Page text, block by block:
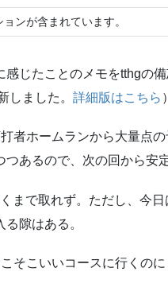
ンが含まれています。
感じたことのメモをtthgの
しました。 詳細版はこちら ）
者ホームランから大量点
あるので、次の回から安
まで取れず。ただし、今
隙はある。
そこいいコースに行くの